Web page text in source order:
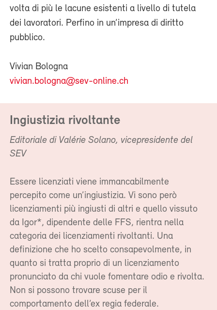
volta di più le lacune esistenti a livello di tutela
dei lavoratori. Perfino in un’impresa di diritto
pubblico.
Vivian Bologna
vivian.bologna@sev-online.ch
Ingiustizia rivoltante
Editoriale di Valérie Solano, vicepresidente del
SEV
Essere licenziati viene immancabilmente
percepito come un’ingiustizia. Vi sono però
licenziamenti più ingiusti di altri e quello vissuto
da Igor*, dipendente delle FFS, rientra nella
categoria dei licenziamenti rivoltanti. Una
definizione che ho scelto consapevolmente, in
quanto si tratta proprio di un licenziamento
pronunciato da chi vuole fomentare odio e rivolta.
Non si possono trovare scuse per il
comportamento dell’ex regia federale.